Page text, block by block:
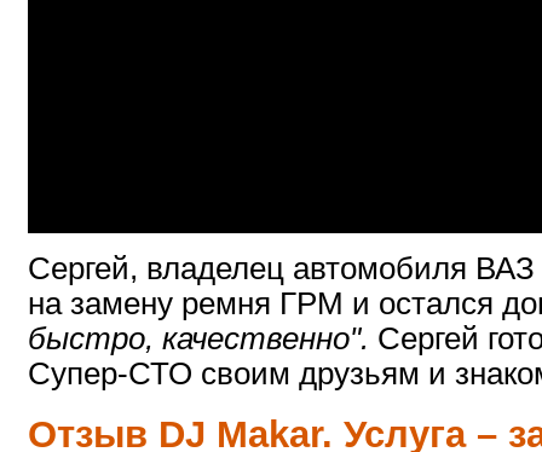
Сергей, владелец автомобиля
на замену ремня ГРМ и остался
быстро, качественно". Сергей
Супер-СТО своим друзьям и
Отзыв DJ Makar. Услуга –